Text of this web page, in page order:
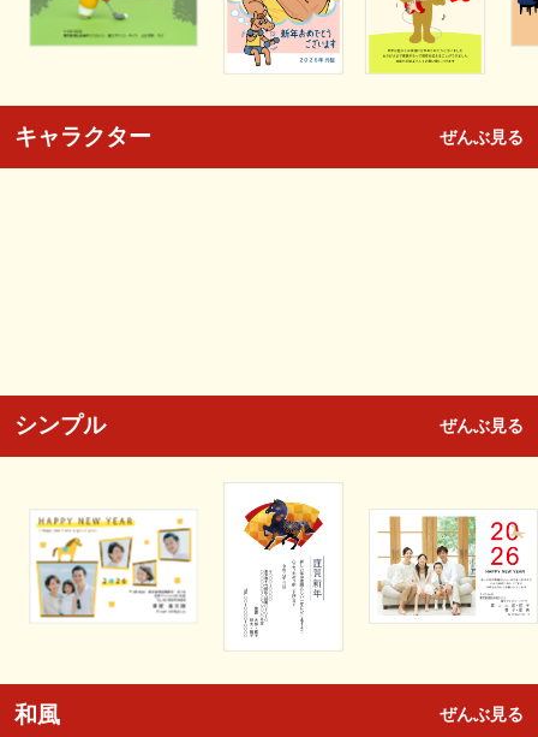
キャラクター ぜんぶ見る
シンプル ぜんぶ見る
和風 ぜんぶ見る